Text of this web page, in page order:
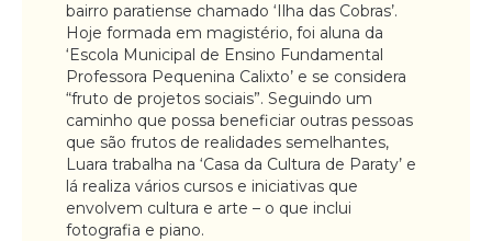
bairro paratiense chamado ‘Ilha das Cobras’.
Hoje formada em magistério, foi aluna da
‘Escola Municipal de Ensino Fundamental
Professora Pequenina Calixto’ e se considera
“fruto de projetos sociais”. Seguindo um
caminho que possa beneficiar outras pessoas
que são frutos de realidades semelhantes,
Luara trabalha na ‘Casa da Cultura de Paraty’ e
lá realiza vários cursos e iniciativas que
envolvem cultura e arte – o que inclui
fotografia e piano.